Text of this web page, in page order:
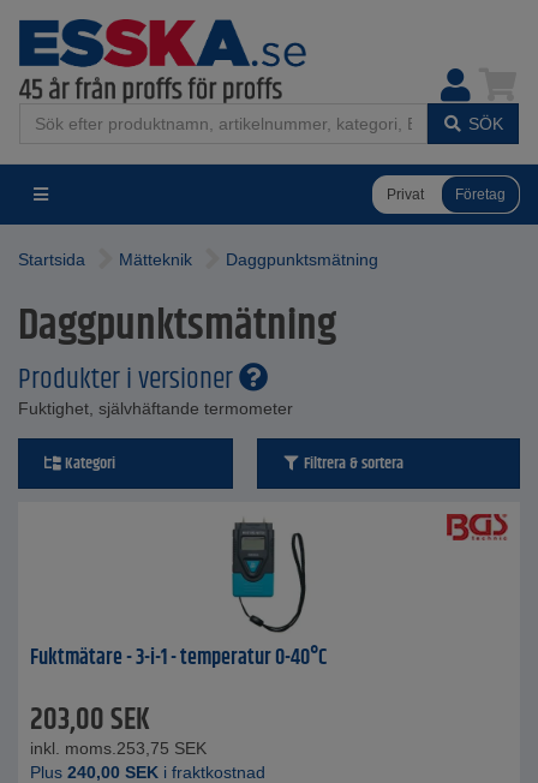
SÖK
Privat Företag
Startsida Mätteknik Daggpunktsmätning
Daggpunktsmätning
Produkter i versioner
Fuktighet, självhäftande termometer
Kategori Filtrera & sortera
Fuktmätare - 3-i-1 - temperatur 0-40°C
203,00SEK
inkl. moms. 253,75 SEK
Plus 240,00 SEK i fraktkostnad